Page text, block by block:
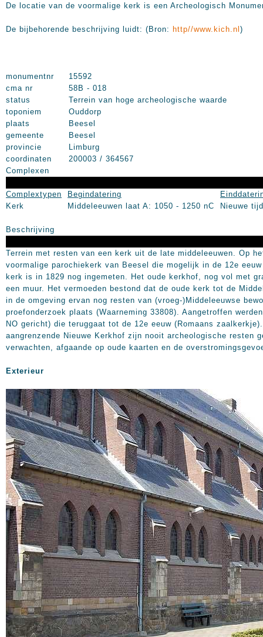
De locatie van de voormalige kerk is een Archeologisch
De bijbehorende beschrijving luidt: (Bron: http//www.kich.nl )
monumentnr
15592
cma nr
58B - 018
status
Terrein van hoge archeologische waarde
toponiem
Ouddorp
plaats
Beesel
gemeente
Beesel
provincie
Limburg
coordinaten
200003 / 364567
Complexen
Complextypen Begindatering
Kerk
Middeleeuwen laat A: 1050 - 1250 nC Nieuwe
Beschrijving
Terrein met resten van een kerk uit de late middeleeuwen. Op
voormalige parochiekerk van Beesel die mogelijk in de 12e
kerk is in 1829 nog ingemeten. Het oude kerkhof, nog vol met
een muur. Het vermoeden bestond dat de oude kerk tot de
in de omgeving ervan nog resten van (vroeg-)Middeleeuwse
proefonderzoek plaats (Waarneming 33808). Aangetroffen
NO gericht) die teruggaat tot de 12e eeuw (Romaans
aangrenzende Nieuwe Kerkhof zijn nooit archeologische resten
verwachten, afgaande op oude kaarten en de
Exterieur